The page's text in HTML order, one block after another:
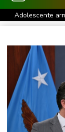
Adolescente
ellas en una
en Ucrania
Al menos
de Tailandia
Gobierno y
transición
Gobierno y